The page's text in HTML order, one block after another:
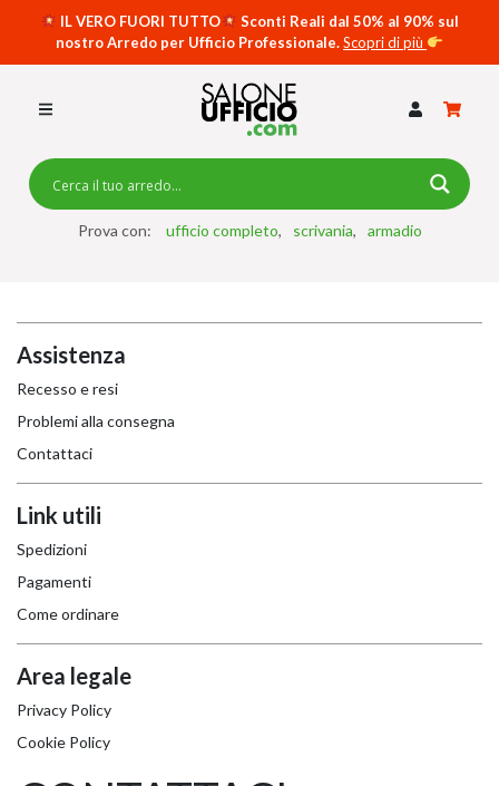
IL VERO FUORI TUTTO
Sconti Reali dal 50% al 90% sul
nostro Arredo per Ufficio Professionale.Scopri di più
Prova con: ufficio completo scrivania armadio
SCRIVANIE SPECIAL DESK
CASSETTIERE
ARMADI
TAVOLI RIUNIONE
ACCESSORI
Assistenza
Recesso e resi
Problemi alla consegna
Contattaci
Link utili
Spedizioni
Pagamenti
Come ordinare
Area legale
Privacy Policy
Cookie Policy